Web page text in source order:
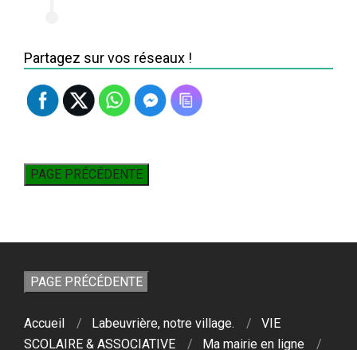
Partagez sur vos réseaux !
Accueil Labeuvrière, notre village.
VIE
SCOLAIRE & ASSOCIATIVE
Ma mairie en ligne